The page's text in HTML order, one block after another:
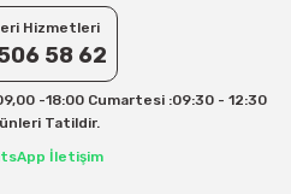
Hizmetleri
58 62
-18:00 Cumartesi :09:30 - 12:30
Tatildir.
İletişim